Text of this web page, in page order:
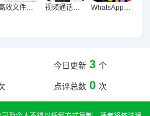
高效文件传输实战，资料分享无忧优化指南 视频通话与语音消息优化实战，让沟通顺畅无阻的技巧全解析 WhatsApp群发消息与社群活跃度提升实战指南
今日更新 3 个
点评总数 0 次